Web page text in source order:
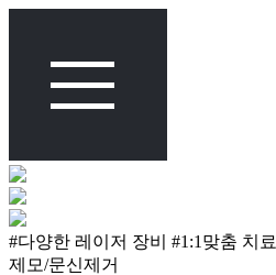
#다양한 레이저 장비 #1:1맞춤 치료
제모/문신제거